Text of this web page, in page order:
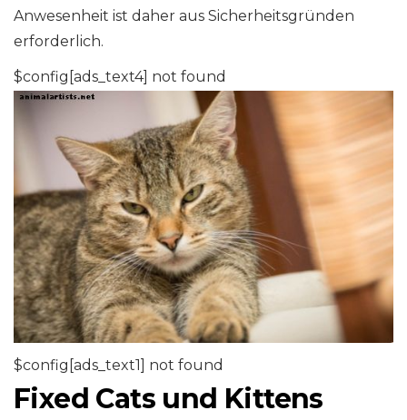
Anwesenheit ist daher aus Sicherheitsgründen
erforderlich.
$config[ads_text4] not found
$config[ads_text1] not found
Fixed Cats und Kittens